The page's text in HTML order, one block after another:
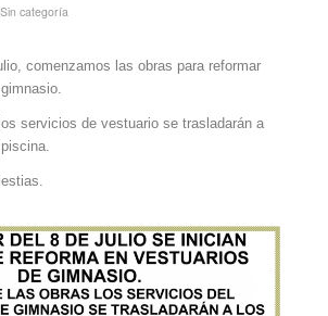
Sin categoría
comenzamos las obras para reformar
servicios de vestuario se trasladarán a